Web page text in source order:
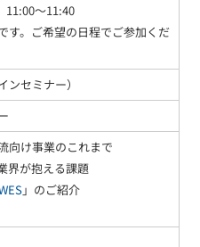
11:00～11:40
す。ご希望の日程でご参加くだ
ンセミナー）
け事業のこれまで
界が抱える課題
」のご紹介